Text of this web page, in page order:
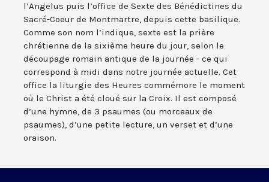
l’Angelus puis l’office de Sexte des Bénédictines du
Sacré-Coeur de Montmartre, depuis cette basilique.
Comme son nom l’indique, sexte est la prière
chrétienne de la sixième heure du jour, selon le
découpage romain antique de la journée - ce qui
correspond à midi dans notre journée actuelle. Cet
office la liturgie des Heures commémore le moment
où le Christ a été cloué sur la Croix. Il est composé
d’une hymne, de 3 psaumes (ou morceaux de
psaumes), d’une petite lecture, un verset et d’une
oraison.